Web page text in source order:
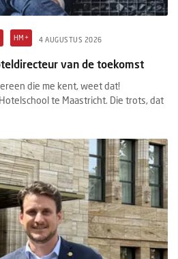
HM+ 4 AUGUSTUS 2026
van de toekomst
die me kent, weet dat!
te Maastricht. Die trots, dat